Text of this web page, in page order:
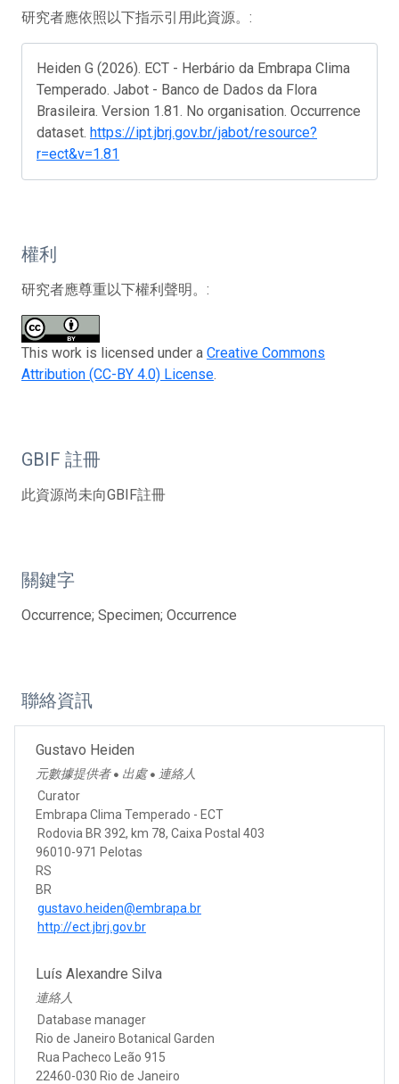
研究者應依照以下指示引用此資源。:
Heiden G (2026). ECT - Herbário da Embrapa Clima
Temperado. Jabot - Banco de Dados da Flora
Brasileira. Version 1.81. No organisation. Occurrence
dataset. https://ipt.jbrj.gov.br/jabot/resource?
r=ect&v=1.81
權利
研究者應尊重以下權利聲明。:
This work is licensed under a Creative Commons
Attribution (CC-BY 4.0) License.
GBIF 註冊
此資源尚未向GBIF註冊
關鍵字
Occurrence; Specimen; Occurrence
聯絡資訊
Gustavo Heiden
元數據提供者 ● 出處 ● 連絡人
Curator
Embrapa Clima Temperado - ECT
Rodovia BR 392, km 78, Caixa Postal 403
96010-971 Pelotas
RS
BR
gustavo.heiden@embrapa.br
http://ect.jbrj.gov.br
Luís Alexandre Silva
連絡人
Database manager
Rio de Janeiro Botanical Garden
Rua Pacheco Leão 915
22460-030 Rio de Janeiro